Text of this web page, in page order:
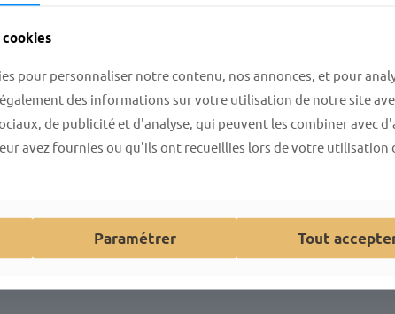
Catégories :livres,
Traditions
pour personnaliser notre contenu, nos annonces, et pour
des informations sur votre utilisation de notre site
de publicité et d'analyse, qui peuvent les combiner avec
avez fournies ou qu'ils ont recueillies lors de votre utilisation
Paramétrer Tout